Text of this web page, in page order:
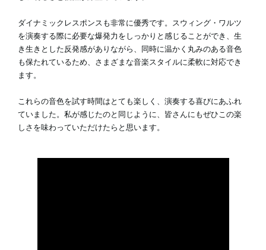
ダイナミックレスポンスも非常に優秀です。スウィング・ワルツ
を演奏する際に必要な爆発力をしっかりと感じることができ、生
き生きとした反発感がありながら、同時に温かく丸みのある音色
も保たれているため、さまざまな音楽スタイルに柔軟に対応でき
ます。
これらの音色を試す時間はとても楽しく、演奏する喜びにあふれ
ていました。私が感じたのと同じように、皆さんにもぜひこの楽
しさを味わっていただけたらと思います。